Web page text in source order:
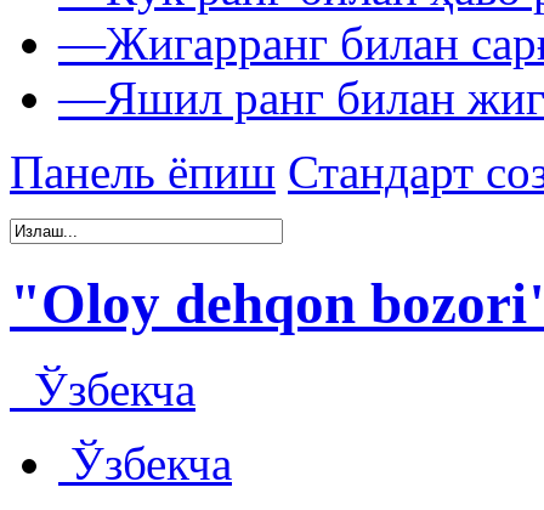
—Жигарранг билан
—Яшил ранг билан
Панель ёпиш Стандарт
"Oloy dehqon
Ўзбекча
Ўзбекча